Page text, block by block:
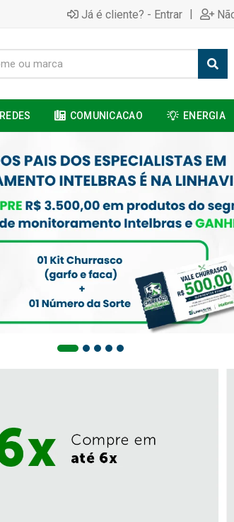
Já é cliente? - Entrar |
REDES COMUNICACAO ENERGIA